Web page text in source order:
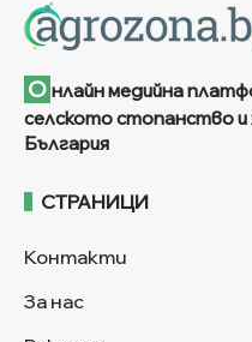
О нлайн медийна
селското стопанство
България
СТРАНИЦИ
Контакти
За нас